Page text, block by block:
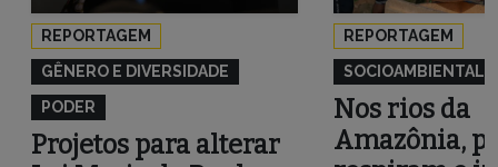
REPORTAGEM
GÊNERO E DIVERSIDADE
PODER
Projetos para alterar
REPORTAGEM
SOCIOAMBIENTAL
Nos rios da
Amazônia,